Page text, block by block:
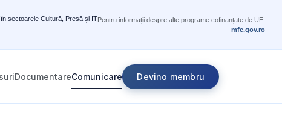
sectoarele Cultură, Presă și ITPentru informații despre alte programe cofinanțate de UE:
mfe.gov.ro
DocumentareComunicare Devino membru